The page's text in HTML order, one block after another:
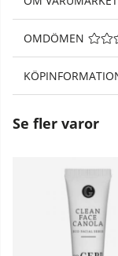
OMDÖMEN
Se fler varor